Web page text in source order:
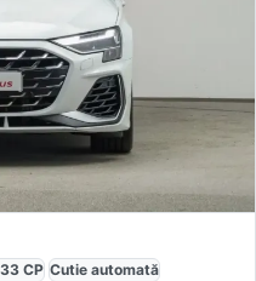
CP Cutie automată